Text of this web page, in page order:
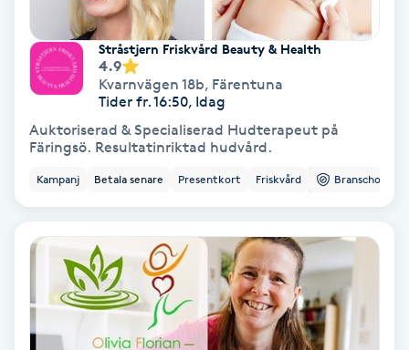
Coachning
Color correction
Cryoterapi
Dermapen
Diamantslipning
Stråstjern Friskvård Beauty & Health
4.9
Kvarnvägen 18b, Färentuna
Tider fr. 16:50, Idag
Auktoriserad & Specialiserad Hudterapeut på
Färingsö. Resultatinriktad hudvård.
Kampanj Betala senare Presentkort Friskvård Branschorg.